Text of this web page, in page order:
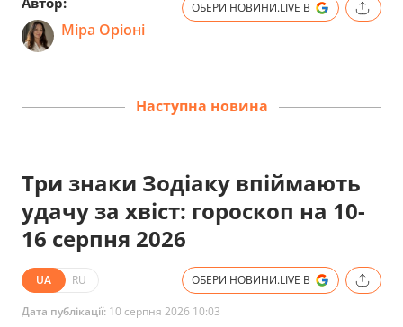
Міра Оріоні
ОБЕРИ НОВИНИ.LIVE В
Наступна новина
Три знаки Зодіаку впіймають
удачу за хвіст: гороскоп на 10-
16 серпня 2026
UA RU ОБЕРИ НОВИНИ.LIVE В
Дата публікації: 10 серпня 2026 10:03